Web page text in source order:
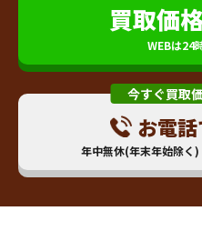
買取価
WEBは24
今すぐ買取
お電
年中無休(年末年始除く